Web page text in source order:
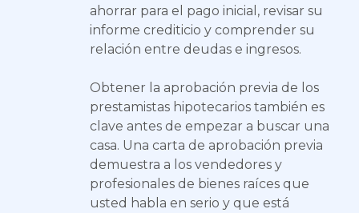
ahorrar para el pago inicial, revisar su
informe crediticio y comprender su
relación entre deudas e ingresos.
Obtener la aprobación previa de los
prestamistas hipotecarios también es
clave antes de empezar a buscar una
casa. Una carta de aprobación previa
demuestra a los vendedores y
profesionales de bienes raíces que
usted habla en serio y que está